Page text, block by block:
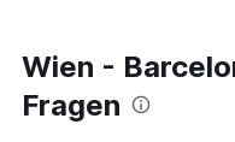
Wien -
Fragen